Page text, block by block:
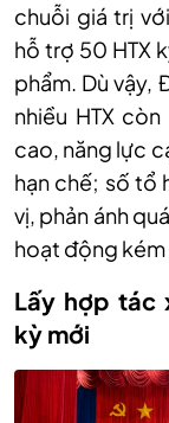
chuỗi giá trị
hỗ trợ 50 HTX
phẩm. Dù vậy,
nhiều HTX
cao, năng lực
hạn chế; số tổ
vị, phản ánh
hoạt động kém
Lấy hợp tác
kỳ mới